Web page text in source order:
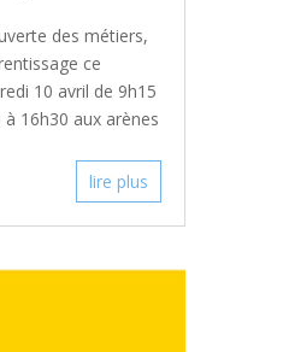
des métiers,
ce
10 avril de 9h15
16h30 aux arènes
lire plus